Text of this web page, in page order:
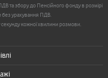
та збору до Пенсійного фонду в розмірі
без урахування ПДВ.
секунду кожної хвилини розмови.